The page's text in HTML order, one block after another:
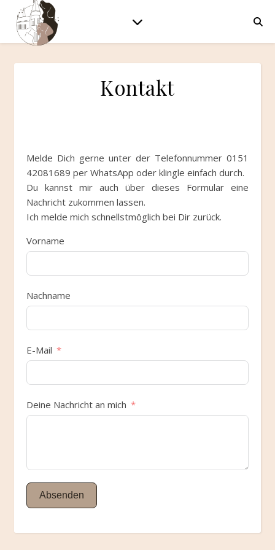
Kontakt
Melde Dich gerne unter der Telefonnummer 0151
42081689 per WhatsApp oder klingle einfach durch.
Du kannst mir auch über dieses Formular eine
Nachricht zukommen lassen.
Ich melde mich schnellstmöglich bei Dir zurück.
Vorname
Nachname
E-Mail
Deine Nachricht an mich
Absenden